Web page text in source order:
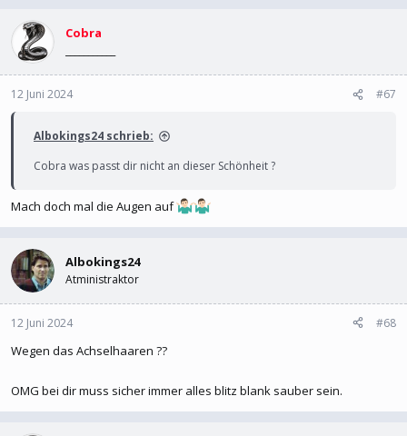
Cobra
12 Juni 2024 #67
Albokings24 schrieb:
Cobra was passt dir nicht an dieser Schönheit ?
Mach doch mal die Augen auf
Albokings24
Atministraktor
12 Juni 2024 #68
Wegen das Achselhaaren ??
OMG bei dir muss sicher immer alles blitz blank sauber sein.